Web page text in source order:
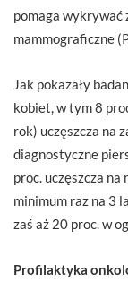
pomaga wykrywać
mammograficzne
Jak pokazały
kobiet, w tym 8
rok) uczęszcza na
diagnostyczne
proc. uczęszcza
minimum raz na 3
zaś aż 20 proc. w
Profilaktyka